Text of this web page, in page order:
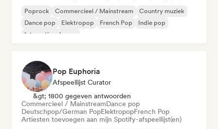
Poprock Commercieel / Mainstream
Country muziek
Dance pop
Elektropop French Pop
Indie pop
Internationale pop
Pop Euphoria
Afspeellijst Curator
&gt; 1800 gegeven antwoorden
Commercieel / MainstreamDance pop
Deutschpop/German PopElektropopFrench Pop
Artiesten toevoegen aan mijn Spotify-afspeellijst(en)